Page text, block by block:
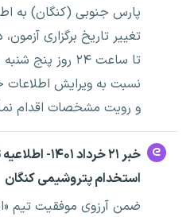
پارس جنوبی (کنگان) به
تغییر تاریخ برگزاری
نسبت به ویرایش اطلاعات
و رویت مشخصات اقدام
خبر ۲۱ خرداد
استخدام پتروشیمی کنگان
ضمن آرزوی موفقیت تیم